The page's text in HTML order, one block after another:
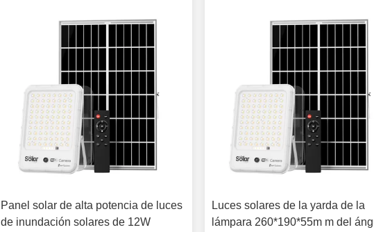
Panel solar de alta potencia de luces
de inundación solares de 12W
Luces solares de la yarda de la
lámpara 260*190*55m m del